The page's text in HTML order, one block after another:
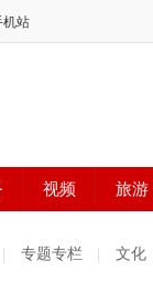
专题专栏 文化